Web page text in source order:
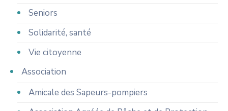
Seniors
Solidarité, santé
Vie citoyenne
Association
Amicale des Sapeurs-pompiers